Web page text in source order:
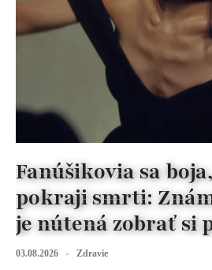
Fanúšikovia sa
pokraji smrti:
je nútená zobrať si
03.08.2026 Zdravie